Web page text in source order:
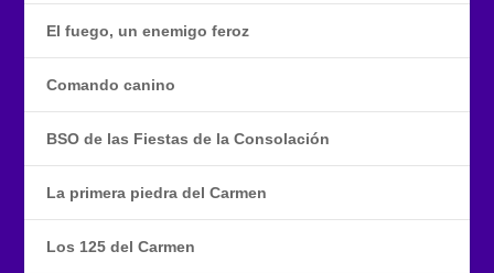
El fuego, un enemigo feroz
Comando canino
BSO de las Fiestas de la Consolación
La primera piedra del Carmen
Los 125 del Carmen